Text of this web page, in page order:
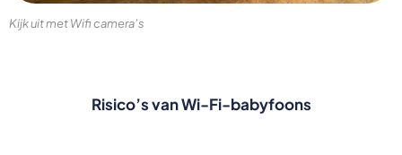
Kijk uit met Wifi camera’s
Risico’s van Wi-Fi-babyfoons